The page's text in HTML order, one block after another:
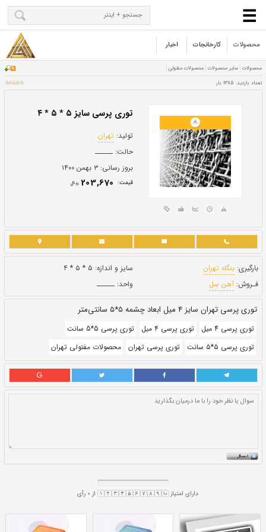
محصولات کارخانجات اخبار
توری پرسی سایز ۵ * ۵ * ۴
حالت:ــــــ
بروز رسانی:
قيمت: 203,670 ريال
سایز و اندازه:۵ * ۵ * ۴